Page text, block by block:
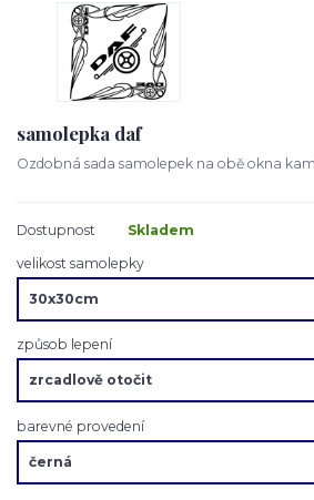
samolepka daf
Ozdobná sada samolepek na obě okna
Dostupnost
Skladem
velikost samolepky
způsob lepení
barevné provedení